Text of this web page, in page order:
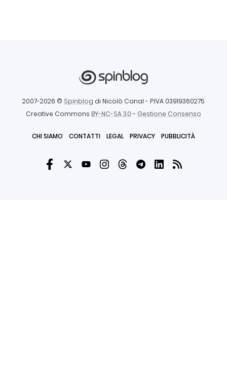
2007-2026 © Spinblog di Nicolò Canal - P.IVA 03919360275
Creative Commons BY-NC-SA 3.0- Gestione Consenso
CHI SIAMO CONTATTI LEGAL PRIVACY PUBBLICITÀ